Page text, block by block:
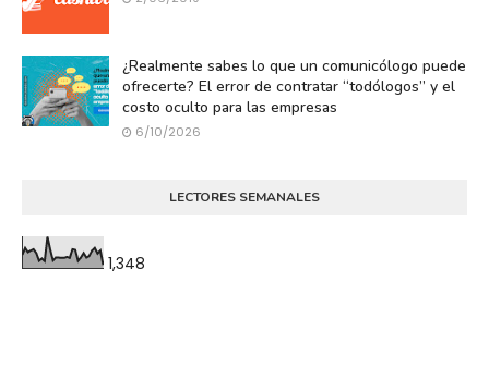
¿Realmente sabes lo que un comunicólogo puede
ofrecerte? El error de contratar “todólogos” y el
costo oculto para las empresas
6/10/2026
LECTORES SEMANALES
1,348